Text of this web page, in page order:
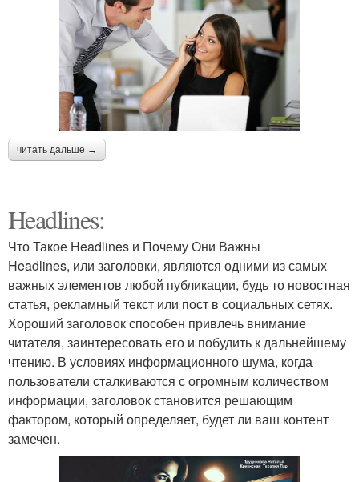
читать дальше →
Headlines:
Что Такое Headlines и Почему Они Важны
Headlines, или заголовки, являются одними из самых
важных элементов любой публикации, будь то новостная
статья, рекламный текст или пост в социальных сетях.
Хороший заголовок способен привлечь внимание
читателя, заинтересовать его и побудить к дальнейшему
чтению. В условиях информационного шума, когда
пользователи сталкиваются с огромным количеством
информации, заголовок становится решающим
фактором, который определяет, будет ли ваш контент
замечен.